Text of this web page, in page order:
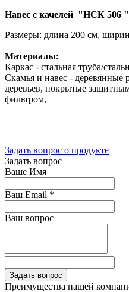
Навес с качелей "НСК 506 "
Размеры: длина 200 см,
Материалы:
Каркас - стальная труба/
Скамья и навес - деревянные
деревьев, покрытые
фильтром,
Задать вопрос о продукте
Задать вопрос
Ваше Имя
Ваш Email *
Ваш вопрос
Преимущества нашей